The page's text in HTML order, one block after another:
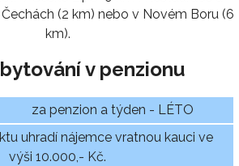
(2 km) nebo v Novém Boru (6
km).
v penzionu
za penzion a týden - LÉTO
uhradí nájemce vratnou kauci ve
výši 10.000,- Kč.